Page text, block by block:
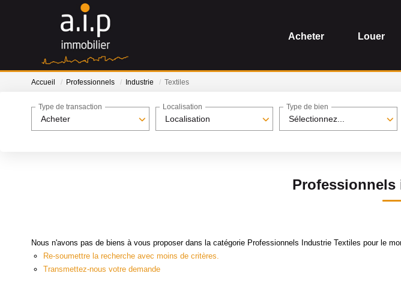
Acheter Louer
Accueil Professionnels Industrie Textiles
Acheter
Type de transaction
Localisation
Localisation
Sélectionnez...
Type de bien
Nous n'avons pas de biens à vous proposer dans la catégorie Professionnels Industrie Textiles pour le
Re-soumettre la recherche avec moins de critères.
Transmettez-nous votre demande